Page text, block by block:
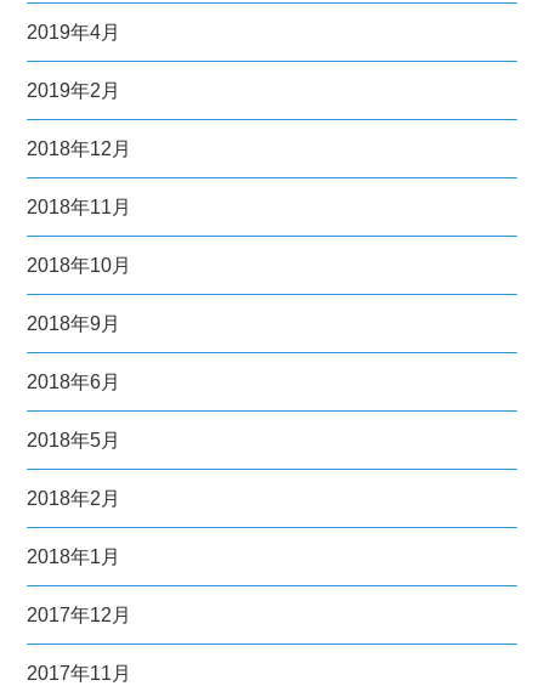
2019年4月
2019年2月
2018年12月
2018年11月
2018年10月
2018年9月
2018年6月
2018年5月
2018年2月
2018年1月
2017年12月
2017年11月